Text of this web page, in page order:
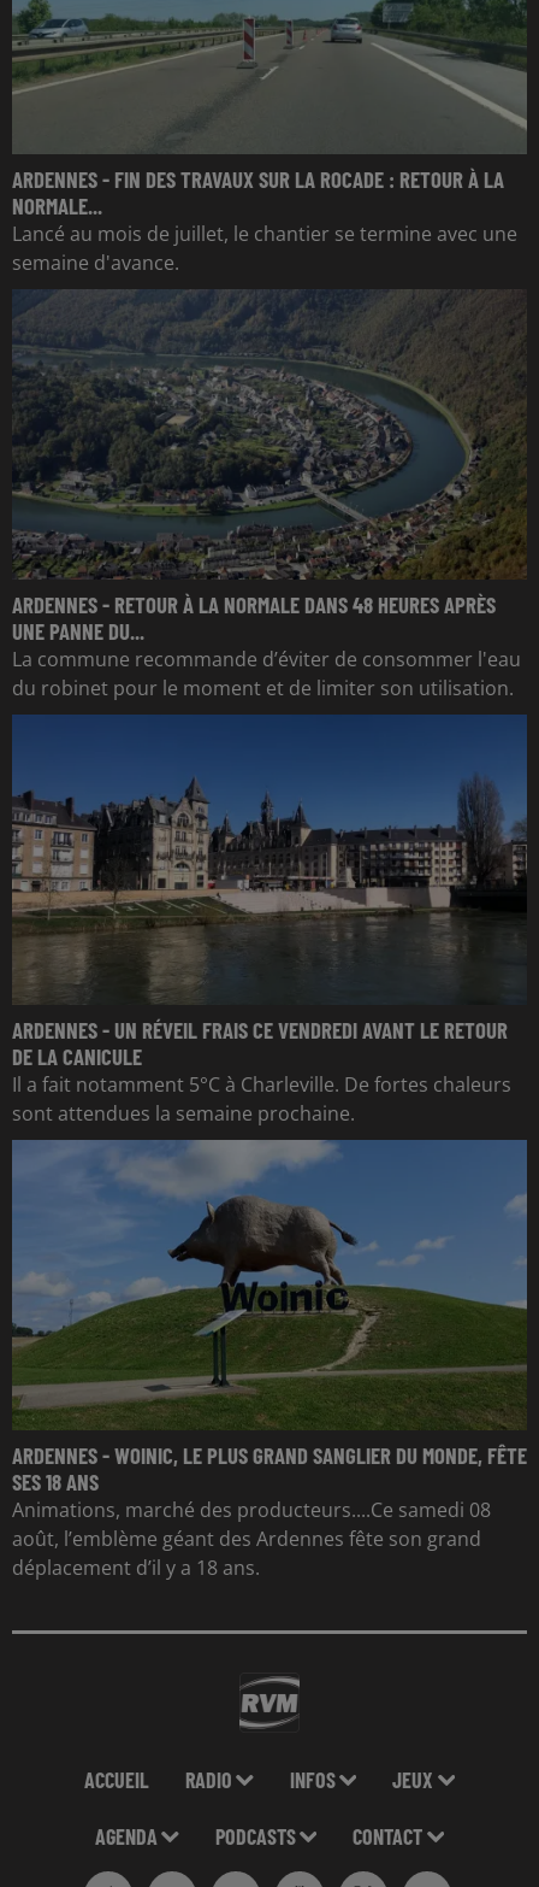
ARDENNES - FIN DES TRAVAUX SUR LA ROCADE : RETOUR À LA
NORMALE...
Lancé au mois de juillet, le chantier se termine avec une
semaine d'avance.
ARDENNES - RETOUR À LA NORMALE DANS 48 HEURES APRÈS
UNE PANNE DU...
La commune recommande d’éviter de consommer l'eau
du robinet pour le moment et de limiter son utilisation.
ARDENNES - UN RÉVEIL FRAIS CE VENDREDI AVANT LE RETOUR
DE LA CANICULE
Il a fait notamment 5°C à Charleville. De fortes chaleurs
sont attendues la semaine prochaine.
ARDENNES - WOINIC, LE PLUS GRAND SANGLIER DU MONDE, FÊTE
SES 18 ANS
Animations, marché des producteurs....Ce samedi 08
août, l’emblème géant des Ardennes fête son grand
déplacement d’il y a 18 ans.
ACCUEIL RADIO INFOS JEUX
AGENDA PODCASTS CONTACT